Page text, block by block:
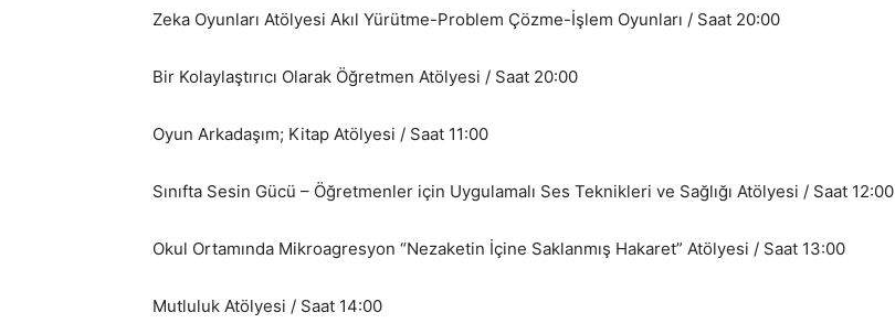
Zeka Oyunları Atölyesi Akıl Yürütme-Problem Çözme-İşlem Oyunları / Saat 20:00
Bir Kolaylaştırıcı Olarak Öğretmen Atölyesi / Saat 20:00
Oyun Arkadaşım; Kitap Atölyesi / Saat 11:00
Sınıfta Sesin Gücü – Öğretmenler için Uygulamalı Ses Teknikleri ve Sağlığı Atölyesi / Saat 12:00
Okul Ortamında Mikroagresyon “Nezaketin İçine Saklanmış Hakaret” Atölyesi / Saat 13:00
Mutluluk Atölyesi / Saat 14:00